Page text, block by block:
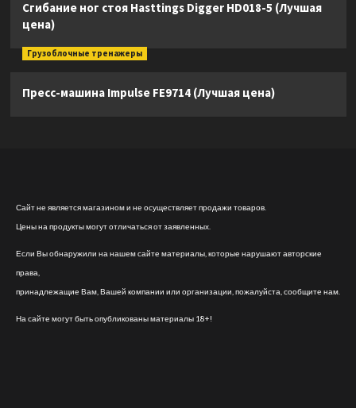
Сгибание ног стоя Hasttings Digger HD018-5 (Лучшая
цена)
Грузоблочные тренажеры
Пресс-машина Impulse FE9714 (Лучшая цена)
Сайт не является магазином и не осуществляет продажи товаров.
Цены на продукты могут отличаться от заявленных.
Если Вы обнаружили на нашем сайте материалы, которые нарушают авторские
права,
принадлежащие Вам, Вашей компании или организации, пожалуйста, сообщите нам.
На сайте могут быть опубликованы материалы 18+!